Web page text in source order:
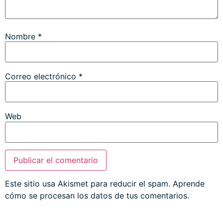
Nombre *
Correo electrónico *
Web
Este sitio usa Akismet para reducir el spam. Aprende
cómo se procesan los datos de tus comentarios.